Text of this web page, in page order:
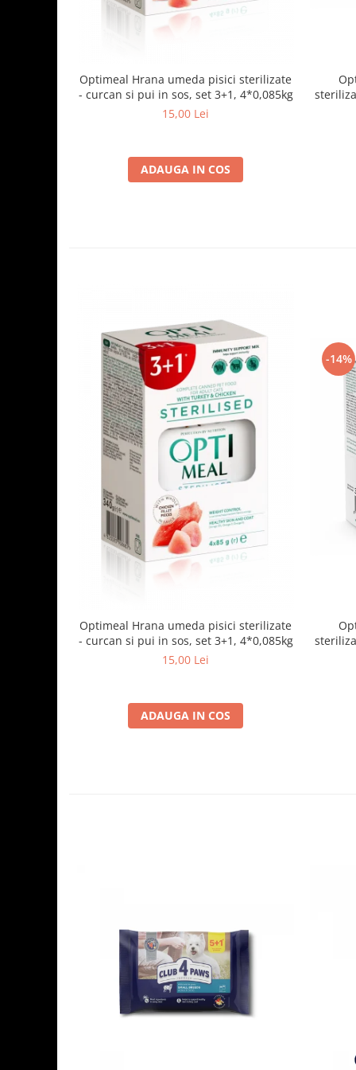
Optimeal Hrana umeda pisici sterilizate
- curcan si pui in sos, set 3+1, 4*0,085kg
15,00 Lei
ADAUGA IN COS
Optimeal Hrana umeda pisici sterilizate
- curcan si pui in sos, set 3+1, 4*0,085kg
15,00 Lei
ADAUGA IN COS
-14%